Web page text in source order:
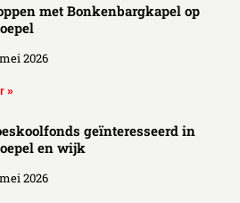
met Bonkenbargkapel op
2026
»
geïnteresseerd in
en wijk
2026